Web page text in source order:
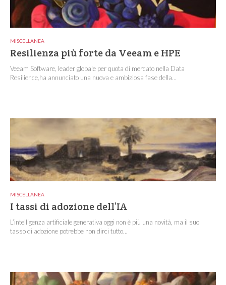
MISCELLANEA
Resilienza più forte da Veeam e HPE
Veeam Software, leader globale per quota di mercato nella Data
Resilience,ha annunciato una nuova e ambiziosa fase della...
MISCELLANEA
I tassi di adozione dell’IA
L’intelligenza artificiale generativa oggi non è più una novità, ma il suo
tasso di adozione potrebbe non dirci tutto...